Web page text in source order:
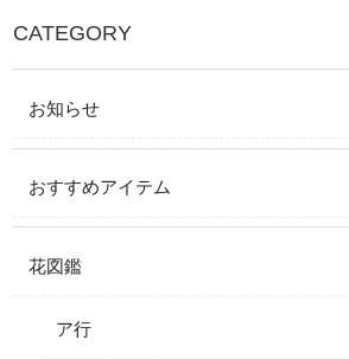
CATEGORY
お知らせ
おすすめアイテム
花図鑑
ア行